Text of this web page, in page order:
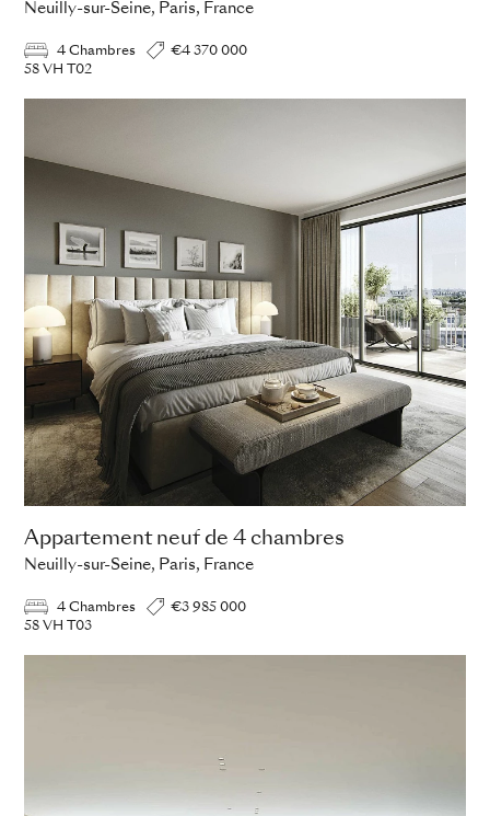
Neuilly-sur-Seine, Paris, France
4 Chambres
€4 370 000
58 VH T02
Appartement neuf de 4 chambres
Neuilly-sur-Seine, Paris, France
4 Chambres
€3 985 000
58 VH T03